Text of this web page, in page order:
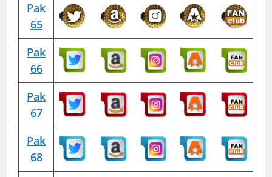
Pak
65
Pak
66
Pak
67
Pak
68